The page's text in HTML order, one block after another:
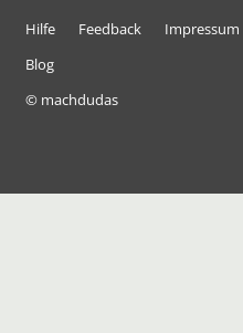
Hilfe Feedback Impressum
Blog
© machdudas